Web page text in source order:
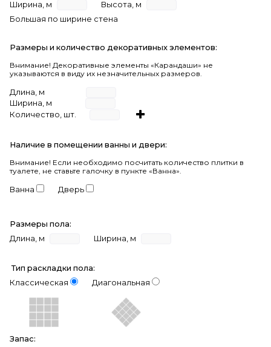
Ширина, м
Высота, м
Большая по ширине стена
Размеры и количество декоративных элементов:
Внимание! Декоративные элементы «Карандаши» не
указываются в виду их незначительных размеров.
Длина, м
Ширина, м
Количество, шт.
Наличие в помещении ванны и двери:
Внимание! Если необходимо посчитать количество плитки в
туалете, не ставьте галочку в пункте «Ванна».
Ванна Дверь
Размеры пола:
Длина, м
Ширина, м
Тип раскладки пола:
Классическая
Диагональная
Запас: